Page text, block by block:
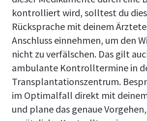
kontrolliert wird, solltest du
Rücksprache mit deinem
Anschluss einnehmen, um den
nicht zu verfälschen. Das gilt
ambulante Kontrolltermine in
Transplantationszentrum.
im Optimalfall direkt mit
und plane das genaue